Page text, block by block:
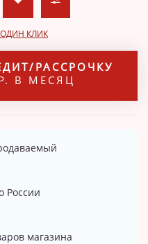
КЛИК
РАССРОЧКУ
В МЕСЯЦ
России
магазина